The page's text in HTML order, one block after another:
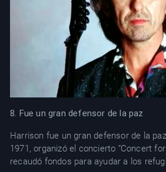
8. Fue un gran defensor de la paz
Harrison fue un gran defensor de la
1971, organizó el concierto “Concert
recaudó fondos para ayudar a los